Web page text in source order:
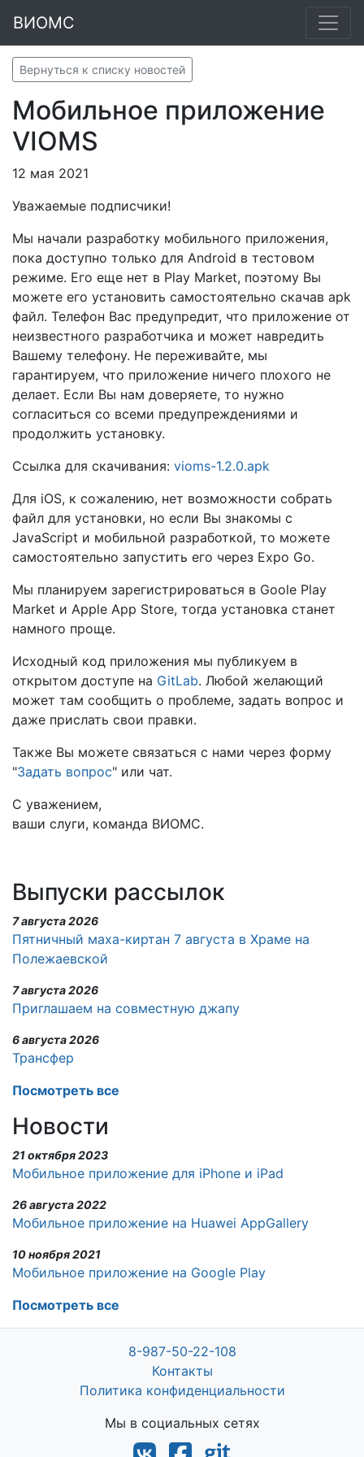
ВИОМС
Выпуски рассылок
7 августа 2026
Пятничный маха-киртан 7 августа в Храме на
Полежаевской
7 августа 2026
Приглашаем на совместную джапу
6 августа 2026
Трансфер
Посмотреть все
Вернуться к списку новостей
Мобильное приложение
VIOMS
12 мая 2021
Уважаемые подписчики!
Мы начали разработку мобильного приложения,
пока доступно только для Android в тестовом
режиме. Его еще нет в Play Market, поэтому Вы
можете его установить самостоятельно скачав apk
файл. Телефон Вас предупредит, что приложение от
неизвестного разработчика и может навредить
Вашему телефону. Не переживайте, мы
гарантируем, что приложение ничего плохого не
делает. Если Вы нам доверяете, то нужно
согласиться со всеми предупреждениями и
продолжить установку.
Ссылка для скачивания: vioms-1.2.0.apk
Для iOS, к сожалению, нет возможности собрать
файл для установки, но если Вы знакомы с
JavaScript и мобильной разработкой, то можете
самостоятельно запустить его через Expo Go.
Мы планируем зарегистрироваться в Goole Play
Market и Apple App Store, тогда установка станет
намного проще.
Исходный код приложения мы публикуем в
открытом доступе на GitLab. Любой желающий
может там сообщить о проблеме, задать вопрос и
даже прислать свои правки.
Также Вы можете связаться с нами через форму
"Задать вопрос" или чат.
С уважением,
ваши слуги, команда ВИОМС.
Новости
21 октября 2023
Мобильное приложение для iPhone и iPad
26 августа 2022
Мобильное приложение на Huawei AppGallery
10 ноября 2021
Мобильное приложение на Google Play
Посмотреть все
8-987-50-22-108
Контакты
Политика конфиденциальности
Мы в социальных сетях